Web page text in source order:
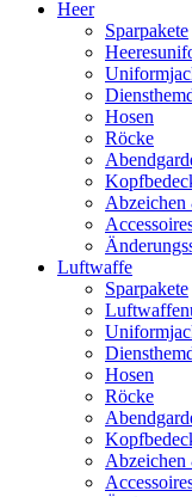
Heer
Sparpakete
Hosen
Röcke
Luftwaffe
Sparpakete
Hosen
Röcke